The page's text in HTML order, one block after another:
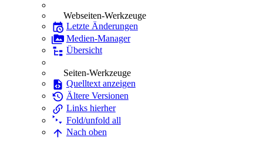
Webseiten-Werkzeuge
Letzte Änderungen
Medien-Manager
Übersicht
Seiten-Werkzeuge
Quelltext anzeigen
Ältere Versionen
Links hierher
Fold/unfold all
Nach oben